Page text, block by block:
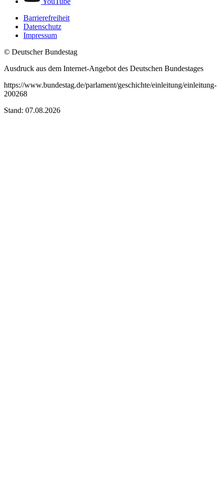
Barrierefreiheit
Datenschutz
Impressum
© Deutscher Bundestag
Ausdruck aus dem Internet-Angebot des Deutschen Bundestages
https://www.bundestag.de/parlament/geschichte/einleitung/einleitung-
200268
Stand: 07.08.2026